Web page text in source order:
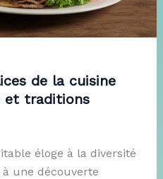
de la cuisine
et traditions
éloge à la diversité
une découverte